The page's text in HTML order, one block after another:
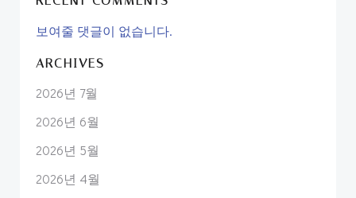
보여줄 댓글이 없습니다.
ARCHIVES
2026년 7월
2026년 6월
2026년 5월
2026년 4월